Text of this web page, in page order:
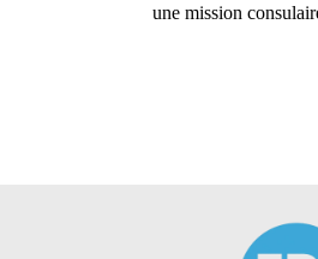
une mission